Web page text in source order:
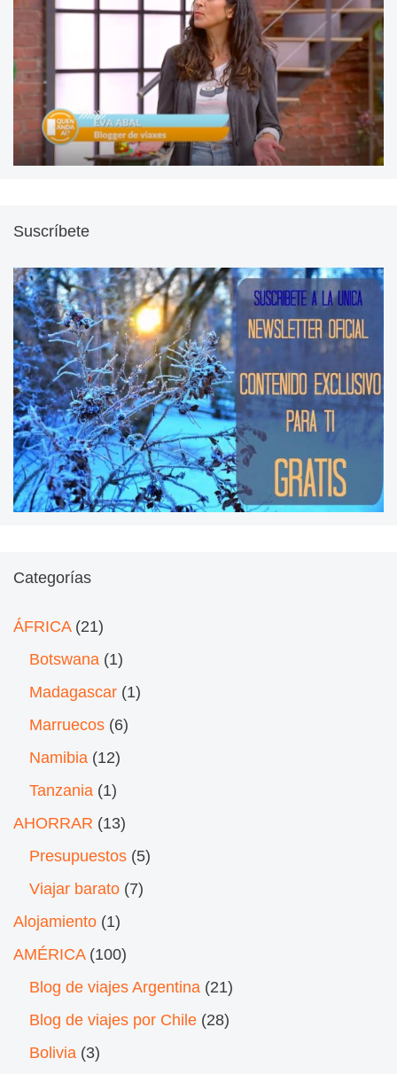
Suscríbete
Categorías
ÁFRICA(21)
Botswana (1)
Madagascar (1)
Marruecos (6)
Namibia (12)
Tanzania (1)
AHORRAR (13)
Presupuestos (5)
Viajar barato (7)
Alojamiento (1)
AMÉRICA(100)
Blog de viajes Argentina (21)
Blog de viajes por Chile (28)
Bolivia (3)